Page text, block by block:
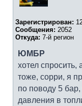
Зарегистрирован:
Сообщения: 2052
Откуда: 7-й регион
ЮМБР
хотел
тоже, сорри, я
по поводу 5
давления в